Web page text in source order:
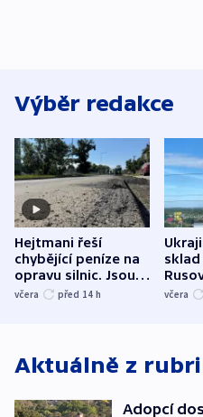
Výběr redakce
Hejtmani řeší
chybějící peníze na
opravu silnic. Jsou
nenárokové, namítá
včera před 14 h
sklad
trh,
včera
Aktuálně z
Adopcí